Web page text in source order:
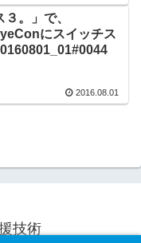
３。」で、
にスイッチス
2016.08.01
技術